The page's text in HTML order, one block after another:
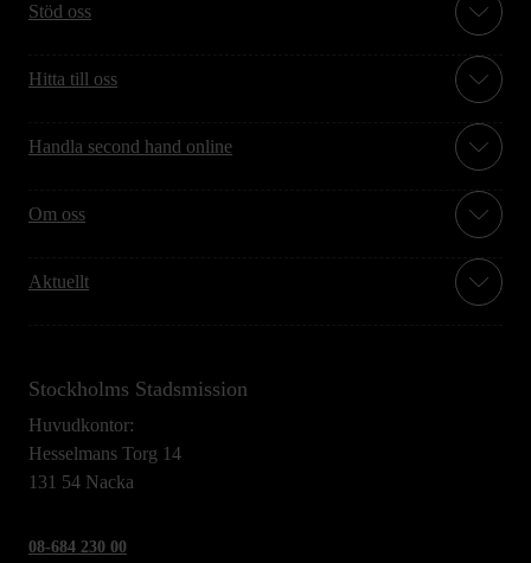
Stöd oss
Hitta till oss
Handla second hand online
Om oss
Aktuellt
Stockholms Stadsmission
Huvudkontor:
Hesselmans Torg 14
131 54 Nacka
08-684 230 00